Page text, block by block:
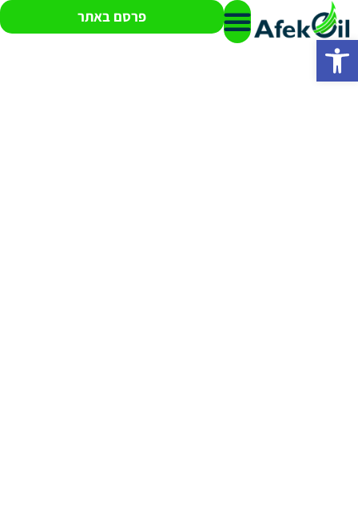
פתח סרגל נגישות
פרסם באתר